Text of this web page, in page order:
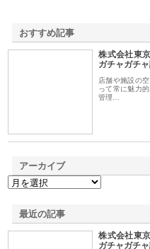
おすすめ記事
株式会社東
ガチャガチ
店舗や施設の
って常に魅力
管理…
アーカイブ
最近の記事
株式会社東
ガチャガチ